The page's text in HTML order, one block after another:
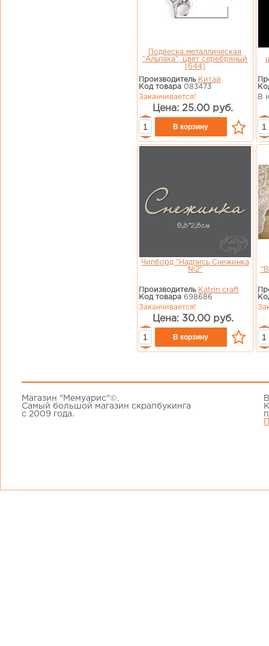
Подвеска металлическая
"Альпака", цвет серебряный
(644)
Производитель Китай
Код товара 083473
Заканчивается!
Цена: 25.00 руб.
В
Чипборд "Надпись Снежинка
№2"
Производитель Katrin craft
Код товара 698686
Заканчивается!
Цена: 30.00 руб.
Магазин "Мемуарис"©.
Самый большой магазин скрапбукинга
с 2009 года.